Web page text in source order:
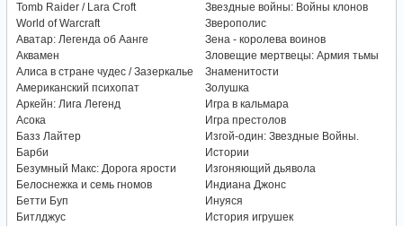
Tomb Raider / Lara Croft
World of Warcraft
Аватар: Легенда об Аанге
Аквамен
Алиса в стране чудес / Зазеркалье
Американский психопат
Аркейн: Лига Легенд
Асока
Базз Лайтер
Барби
Безумный Макс: Дорога ярости
Белоснежка и семь гномов
Бетти Буп
Битлджус
Звездные войны: Войны клонов
Зверополис
Зена - королева воинов
Зловещие мертвецы: Армия тьмы
Знаменитости
Золушка
Игра в кальмара
Игра престолов
Изгой-один: Звездные Войны.
Истории
Изгоняющий дьявола
Индиана Джонс
Инуяся
История игрушек